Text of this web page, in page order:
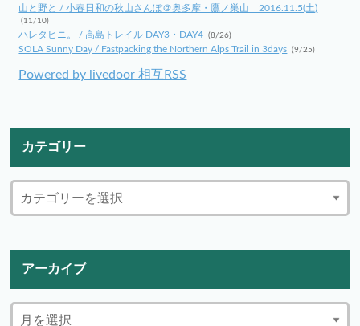
山と野と / 小春日和の秋山さんぽ＠奥多摩・鷹ノ巣山 2016.11.5(土)
(11/10)
ハレタヒニ。 / 高島トレイル DAY3・DAY4 (8/26)
SOLA Sunny Day / Fastpacking the Northern Alps Trail in 3days (9/25)
Powered by livedoor 相互RSS
カテゴリー
アーカイブ